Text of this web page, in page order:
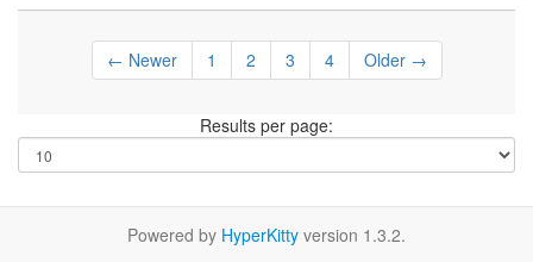
← Newer 1 2 3 4 Older →
Results per page:
Powered by HyperKitty version 1.3.2.